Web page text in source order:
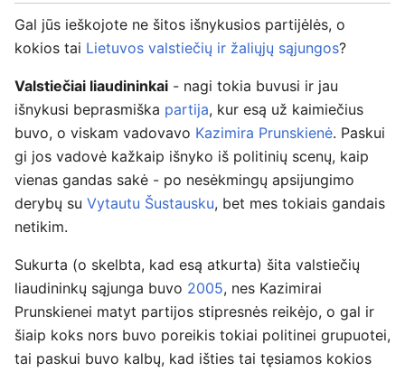
Gal jūs ieškojote ne šitos išnykusios partijėlės, o
kokios tai Lietuvos valstiečių ir žaliųjų sąjungos?
Valstiečiai liaudininkai - nagi tokia buvusi ir jau
išnykusi beprasmiška partija, kur esą už kaimiečius
buvo, o viskam vadovavo Kazimira Prunskienė. Paskui
gi jos vadovė kažkaip išnyko iš politinių scenų, kaip
vienas gandas sakė - po nesėkmingų apsijungimo
derybų su Vytautu Šustausku, bet mes tokiais gandais
netikim.
Sukurta (o skelbta, kad esą atkurta) šita valstiečių
liaudininkų sąjunga buvo 2005, nes Kazimirai
Prunskienei matyt partijos stipresnės reikėjo, o gal ir
šiaip koks nors buvo poreikis tokiai politinei grupuotei,
tai paskui buvo kalbų, kad išties tai tęsiamos kokios